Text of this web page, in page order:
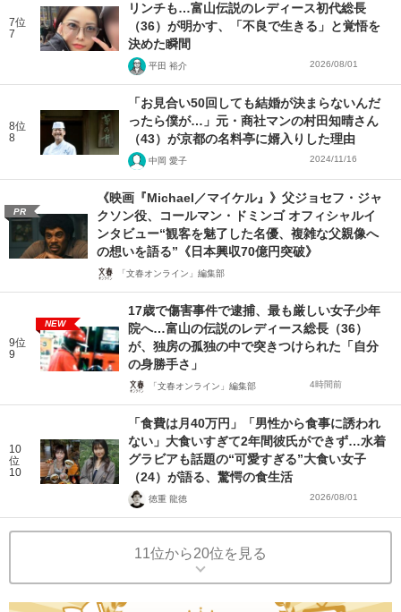
7位
7
リンチも…富山伝説のレディース初代総長
（36）が明かす、「不良で生きる」と覚悟を
決めた瞬間
平田 裕介 2026/08/01
8位
8
「お見合い50回しても結婚が決まらないんだ
ったら僕が…」元・商社マンの村田知晴さん
（43）が京都の名料亭に婿入りした理由
中岡 愛子 2024/11/16
PR
《映画『Michael／マイケル』》父ジョセフ・ジャ
クソン役、コールマン・ドミンゴ オフィシャルイ
ンタビュー“観客を魅了した名優、複雑な父親像へ
の想いを語る”《日本興収70億円突破》
「文春オンライン」編集部
9位
9
NEW
17歳で傷害事件で逮捕、最も厳しい女子少年
院へ…富山の伝説のレディース総長（36）
が、独房の孤独の中で突きつけられた「自分
の身勝手さ」
「文春オンライン」編集部 4時間前
10
位
10
「食費は月40万円」「男性から食事に誘われ
ない」大食いすぎて2年間彼氏ができず…水着
グラビアも話題の“可愛すぎる”大食い女子
（24）が語る、驚愕の食生活
徳重 龍徳 2026/08/01
11位から20位を見る